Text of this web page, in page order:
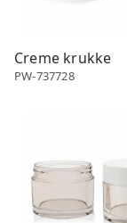
Creme krukke
PW-737728